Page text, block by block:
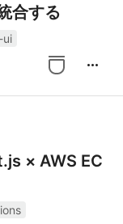
合する
ui
more_horiz
× AWS EC